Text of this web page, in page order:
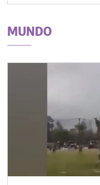
MUNDO